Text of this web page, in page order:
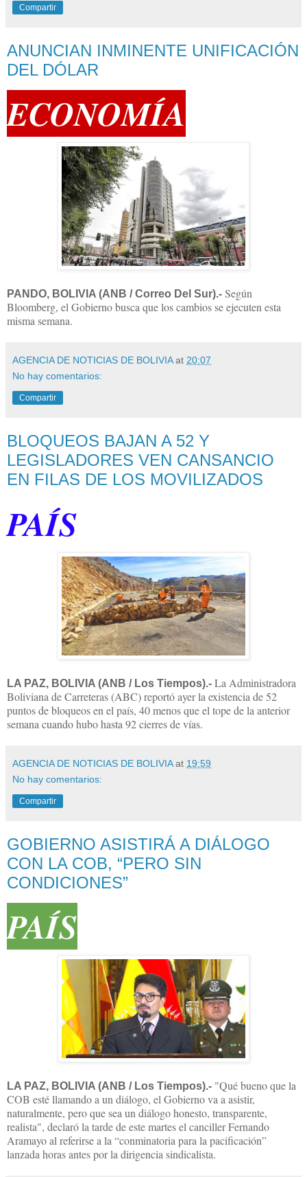
Compartir
ANUNCIAN INMINENTE UNIFICACIÓN
DEL DÓLAR
ECONOMÍA
PANDO, BOLIVIA (ANB / Correo Del Sur).- Según
Bloomberg, el Gobierno busca que los cambios se ejecuten esta
misma semana.
AGENCIA DE NOTICIAS DE BOLIVIA at 20:07
No hay comentarios:
Compartir
BLOQUEOS BAJAN A 52 Y
LEGISLADORES VEN CANSANCIO
EN FILAS DE LOS MOVILIZADOS
PAÍS
LA PAZ, BOLIVIA (ANB / Los Tiempos).- La Administradora
Boliviana de Carreteras (ABC) reportó ayer la existencia de 52
puntos de bloqueos en el país, 40 menos que el tope de la anterior
semana cuando hubo hasta 92 cierres de vías.
AGENCIA DE NOTICIAS DE BOLIVIA at 19:59
No hay comentarios:
Compartir
GOBIERNO ASISTIRÁ A DIÁLOGO
CON LA COB, “PERO SIN
CONDICIONES”
PAÍS
LA PAZ, BOLIVIA (ANB / Los Tiempos).- "Qué bueno que la
COB esté llamando a un diálogo, el Gobierno va a asistir,
naturalmente, pero que sea un diálogo honesto, transparente,
realista", declaró la tarde de este martes el canciller Fernando
Aramayo al referirse a la “conminatoria para la pacificación”
lanzada horas antes por la dirigencia sindicalista.